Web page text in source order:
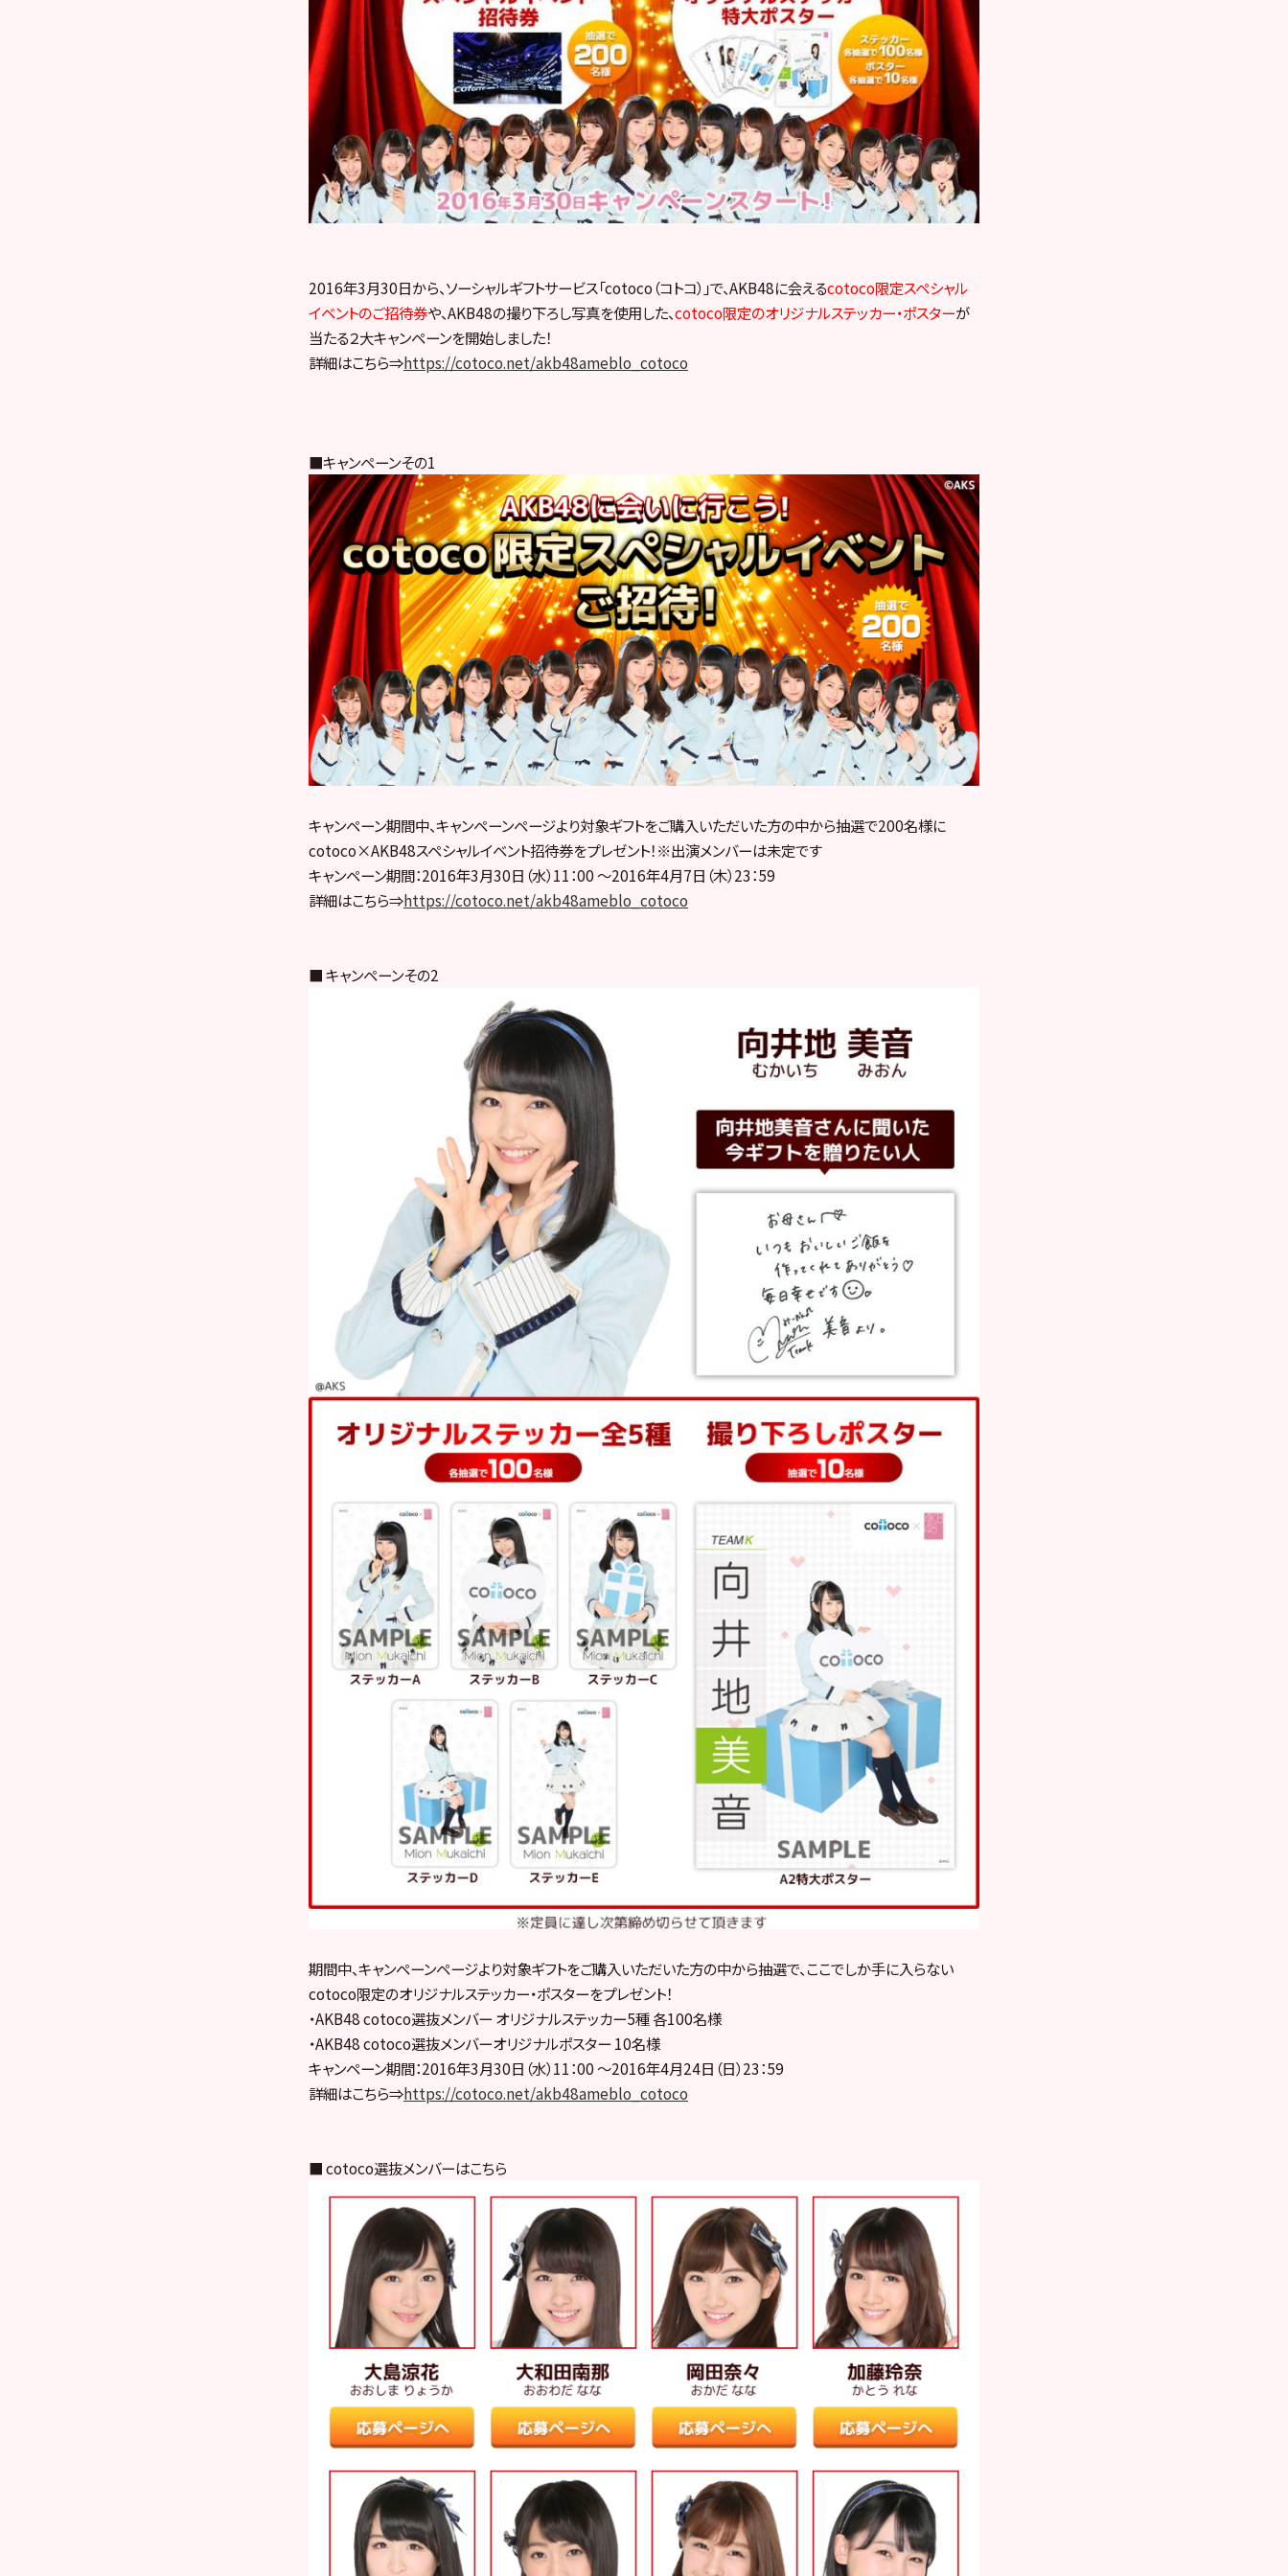
2016年3月30日から、ソーシャルギフトサービス「cotoco（コトコ）」で、AKB48に会えるcotoco限定スペシャル
イベントのご招待券や、AKB48の撮り下ろし写真を使用した、cotoco限定のオリジナルステッカー・ポスターが
当たる２大キャンペーンを開始しました！
詳細はこちら⇒https://cotoco.net/akb48ameblo_cotoco
■キャンペーンその1
キャンペーン期間中、キャンペーンページより対象ギフトをご購入いただいた方の中から抽選で200名様に
cotoco×AKB48スペシャルイベント招待券をプレゼント！※出演メンバーは未定です
キャンペーン期間：2016年3月30日（水）11：00 ～2016年4月7日（木）23：59
詳細はこちら⇒https://cotoco.net/akb48ameblo_cotoco
■ キャンペーンその2
期間中、キャンペーンページより対象ギフトをご購入いただいた方の中から抽選で、ここでしか手に入らない
cotoco限定のオリジナルステッカー・ポスターをプレゼント！
・AKB48 cotoco選抜メンバー オリジナルステッカー5種 各100名様
・AKB48 cotoco選抜メンバーオリジナルポスター 10名様
キャンペーン期間：2016年3月30日（水）11：00 ～2016年4月24日（日）23：59
詳細はこちら⇒https://cotoco.net/akb48ameblo_cotoco
■ cotoco選抜メンバーはこちら